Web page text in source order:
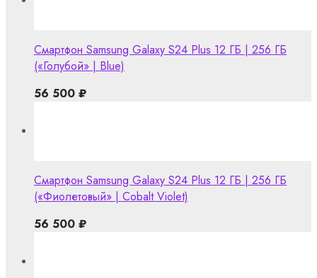
Смартфон Samsung Galaxy S24 Plus 12 ГБ | 256 ГБ
(«Голубой» | Blue)
56 500 ₽
Смартфон Samsung Galaxy S24 Plus 12 ГБ | 256 ГБ
(«Фиолетовый» | Cobalt Violet)
56 500 ₽